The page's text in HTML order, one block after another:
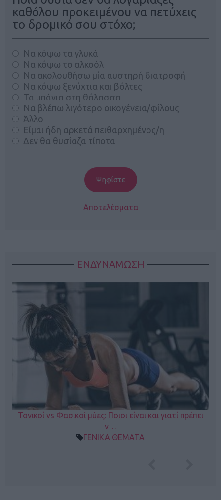
καθόλου προκειμένου να πετύχεις
το δρομικό σου στόχο;
Να κόψω τα γλυκά
Να κόψω το αλκοόλ
Να ακολουθήσω μία αυστηρή διατροφή
Να κόψω ξενύχτια και βόλτες
Τα μπάνια στη θάλασσα
Να βλέπω λιγότερο οικογένεια/φίλους
Άλλο
Είμαι ήδη αρκετά πειθαρχημένος/η
Δεν θα θυσίαζα τίποτα
Αποτελέσματα
ΕΝΔΥΝΑΜΩΣΗ
Τονικοί vs Φασικοί μύες: Ποιοι είναι και γιατί πρέπει
ν…
ΓΕΝΙΚΑ ΘΕΜΑΤΑ